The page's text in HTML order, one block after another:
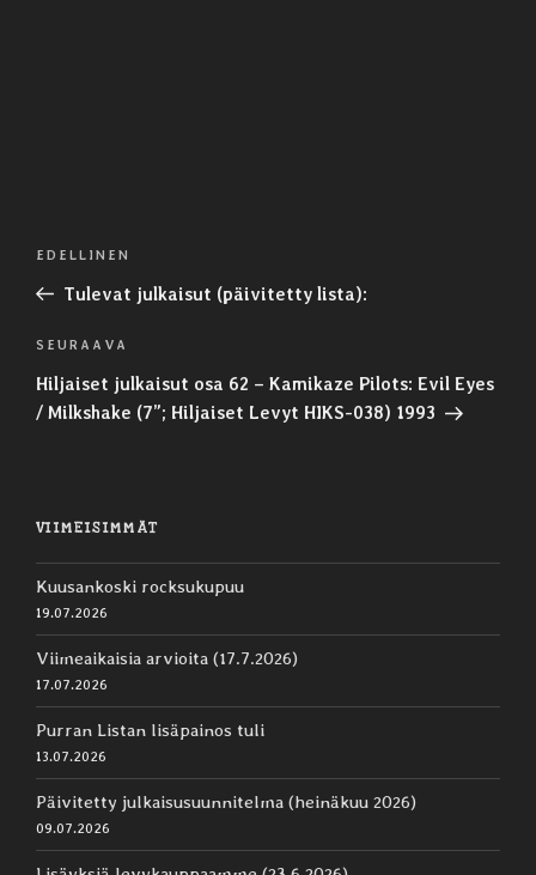
Edellinen
artikkeli
EDELLINEN
Tulevat julkaisut (päivitetty lista):
Seuraava
artikkeli
SEURAAVA
Hiljaiset julkaisut osa 62 – Kamikaze Pilots: Evil Eyes
/ Milkshake (7”; Hiljaiset Levyt HIKS-038) 1993
VIIMEISIMMÄT
Kuusankoski rocksukupuu
19.07.2026
Viimeaikaisia arvioita (17.7.2026)
17.07.2026
Purran Listan lisäpainos tuli
13.07.2026
Päivitetty julkaisusuunnitelma (heinäkuu 2026)
09.07.2026